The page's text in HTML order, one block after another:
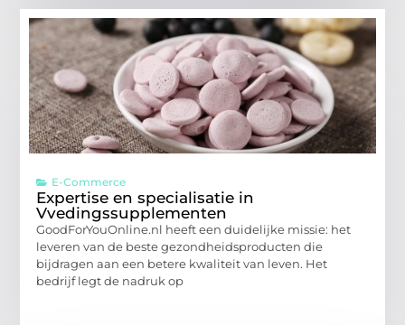
E-Commerce
Expertise en specialisatie in
Vvedingssupplementen
GoodForYouOnline.nl heeft een duidelijke missie: het
leveren van de beste gezondheidsproducten die
bijdragen aan een betere kwaliteit van leven. Het
bedrijf legt de nadruk op